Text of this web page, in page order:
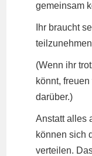
gemeinsam
Ihr braucht
(Wenn ihr
könnt,
darüber.)
Anstatt alles
können sich
verteilen.